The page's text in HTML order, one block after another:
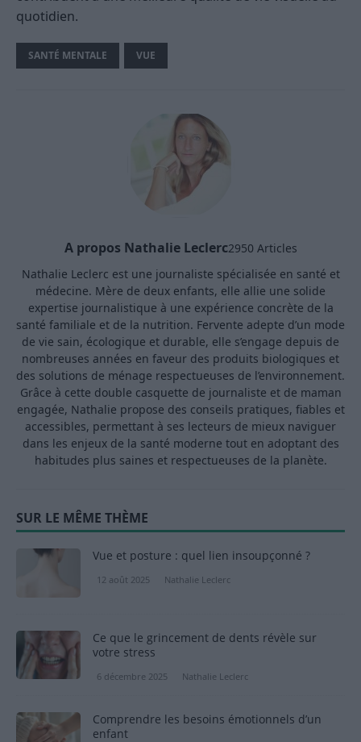
quotidien.
SANTÉ MENTALE VUE
A propos Nathalie Leclerc2950 Articles
Nathalie Leclerc est une journaliste spécialisée en santé et
médecine. Mère de deux enfants, elle allie une solide
expertise journalistique à une expérience concrète de la
santé familiale et de la nutrition. Fervente adepte d’un mode
de vie sain, écologique et durable, elle s’engage depuis de
nombreuses années en faveur des produits biologiques et
des solutions de ménage respectueuses de l’environnement.
Grâce à cette double casquette de journaliste et de maman
engagée, Nathalie propose des conseils pratiques, fiables et
accessibles, permettant à ses lecteurs de mieux naviguer
dans les enjeux de la santé moderne tout en adoptant des
habitudes plus saines et respectueuses de la planète.
SUR LE MÊME THÈME
Vue et posture : quel lien insoupçonné ?
12 août 2025 Nathalie Leclerc
Ce que le grincement de dents révèle sur
votre stress
6 décembre 2025 Nathalie Leclerc
Comprendre les besoins émotionnels d’un
enfant